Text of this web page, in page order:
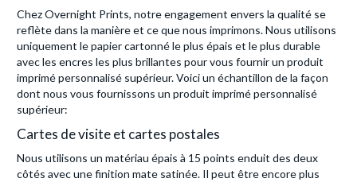
Chez Overnight Prints, notre engagement envers la qualité se
reflète dans la manière et ce que nous imprimons. Nous utilisons
uniquement le papier cartonné le plus épais et le plus durable
avec les encres les plus brillantes pour vous fournir un produit
imprimé personnalisé supérieur. Voici un échantillon de la façon
dont nous vous fournissons un produit imprimé personnalisé
supérieur:
Cartes de visite et cartes postales
Nous utilisons un matériau épais à 15 points enduit des deux
côtés avec une finition mate satinée. Il peut être encore plus